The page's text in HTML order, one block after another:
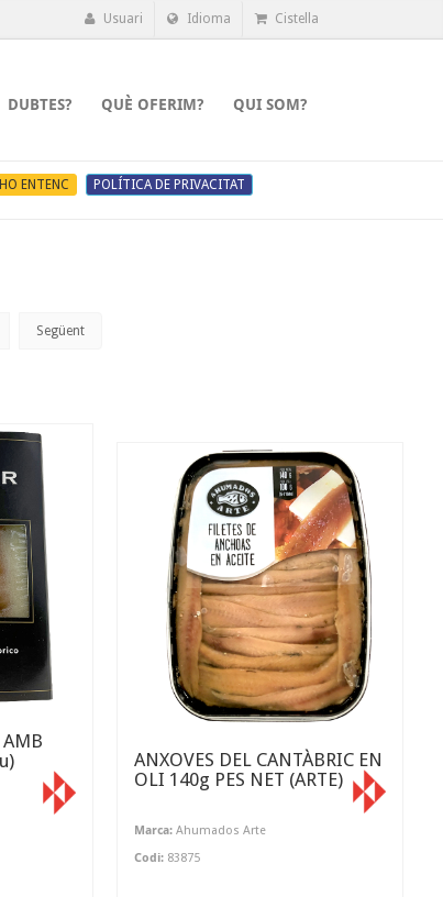
HO ENTENC POLÍTICA DE PRIVACITAT
Usuari Idioma Cistella
DUBTES? QUÈ OFERIM? QUI SOM?
Següent
ANXOVES DEL CANTÀBRIC EN
OLI 140g PES NET (ARTE)
Marca: Ahumados Arte
Codi: 83875